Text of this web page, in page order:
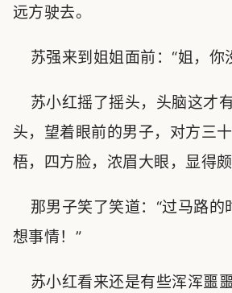
远方驶去。
苏强来到姐姐面前：“姐，你
苏小红摇了摇头，头脑这才
头，望着眼前的男子，对方三
梧，四方脸，浓眉大眼，显得颇
那男子笑了笑道：“过马路的
想事情！”
苏小红看来还是有些浑浑噩